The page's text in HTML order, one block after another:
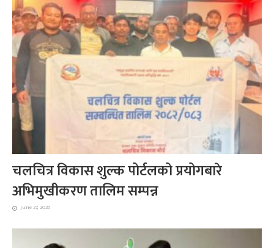
चलचित्र विकास शुल्क पोर्टलको प्रयोगबारे
अभिमुखीकरण तालिम सम्पन्न
June 27, 2026